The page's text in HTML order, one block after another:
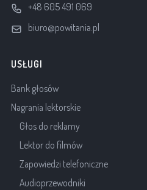
+48 605 491 069
biuro@powitania.pl
USŁUGI
Bank głosów
Nagrania lektorskie
Głos do reklamy
Lektor do filmów
Zapowiedzi telefoniczne
Audioprzewodniki